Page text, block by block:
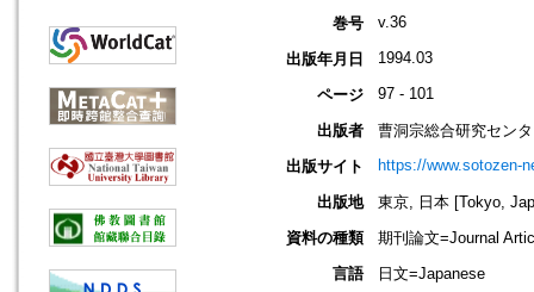
巻号
v.36
出版年月日 1994.03
ページ 97 - 101
出版者
曹洞宗総合研究セン
出版サイト
https://www.sotozen-
出版地
東京, 日本 [Tokyo,
資料の種類
期刊論文=Journal
言語
日文=Japanese